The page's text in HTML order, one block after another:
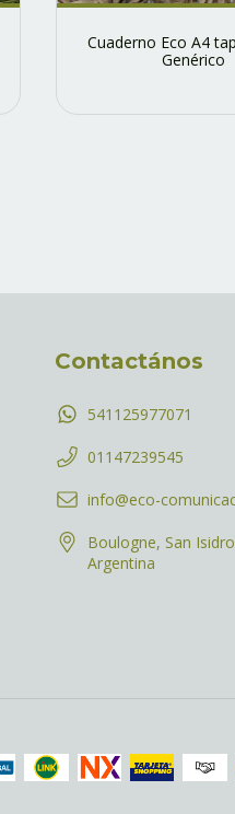
Cuaderno Eco A4
Genérico
Contactános
541125977071
01147239545
info@eco-
Boulogne, San
Argentina